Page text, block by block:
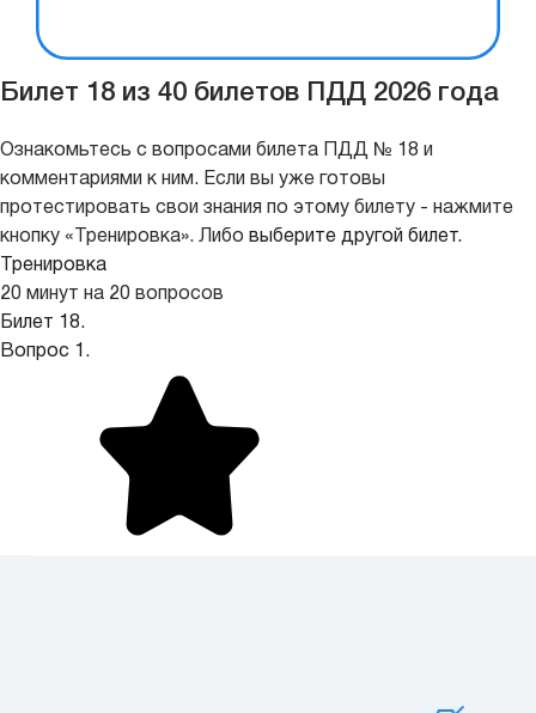
Билет 18 из 40 билетов ПДД 2026 года
Ознакомьтесь с вопросами билета ПДД № 18 и
комментариями к ним. Если вы уже готовы
протестировать свои знания по этому билету - нажмите
кнопку «Тренировка». Либо выберите другой билет.
Тренировка
20 минут на 20 вопросов
Билет 18.
Вопрос 1.